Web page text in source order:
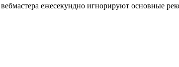
ежесекундно игнорируют основные